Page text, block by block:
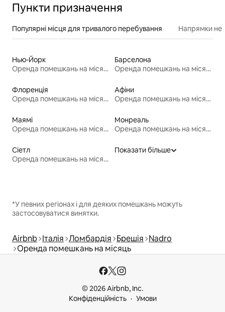
Пункти призначення
Популярні місця для тривалого перебування Напрямки
Нью-Йорк
Оренда помешкань на місяць
Барселона
Оренда помешкань на місяць
Флоренція
Оренда помешкань на місяць
Афіни
Оренда помешкань на місяць
Маямі
Оренда помешкань на місяць
Монреаль
Оренда помешкань на місяць
Сіетл
Оренда помешкань на місяць
Показати більше
*У певних регіонах і для деяких помешкань можуть
застосовуватися винятки.
Airbnb Італія Ломбардія Брешія Nadro
Оренда помешкань на місяць
© 2026 Airbnb, Inc.
Конфіденційність
Умови